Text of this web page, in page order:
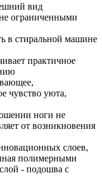
вид
ограниченными
в стиральной машине
практичное
чувство уюта,
ноги не
от возникновения
слоев,
полимерными
- подошва с